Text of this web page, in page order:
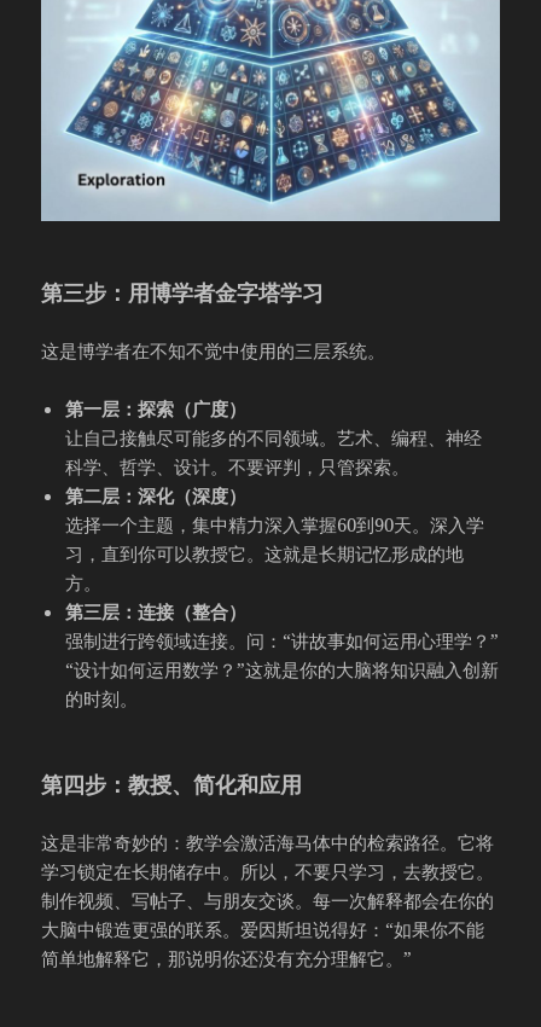
第三步：用博学者金字塔学习
这是博学者在不知不觉中使用的三层系统。
第一层：探索（广度）
让自己接触尽可能多的不同领域。艺术、编程、神经
科学、哲学、设计。不要评判，只管探索。
第二层：深化（深度）
选择一个主题，集中精力深入掌握60到90天。深入学
习，直到你可以教授它。这就是长期记忆形成的地
方。
第三层：连接（整合）
强制进行跨领域连接。问：“讲故事如何运用心理学？”
“设计如何运用数学？”这就是你的大脑将知识融入创新
的时刻。
第四步：教授、简化和应用
这是非常奇妙的：教学会激活海马体中的检索路径。它将
学习锁定在长期储存中。所以，不要只学习，去教授它。
制作视频、写帖子、与朋友交谈。每一次解释都会在你的
大脑中锻造更强的联系。爱因斯坦说得好：“如果你不能
简单地解释它，那说明你还没有充分理解它。”